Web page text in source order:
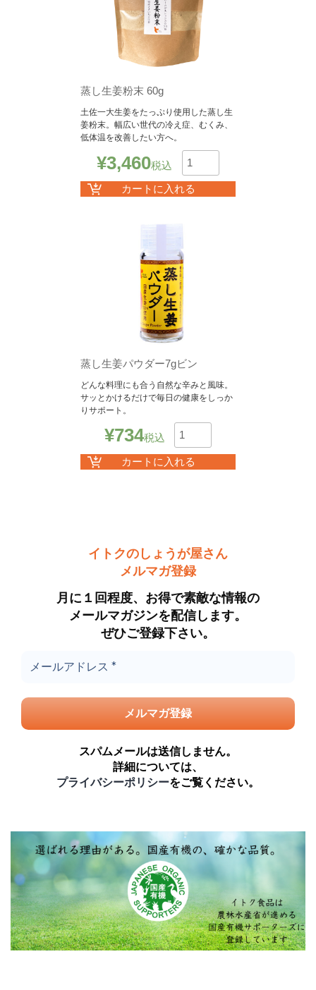
蒸し生姜粉末 60g
土佐一大生姜をたっぷり使用した蒸し生
姜粉末。幅広い世代の冷え症、むくみ、
低体温を改善したい方へ。
¥3,460税込
数
カートに入れる
蒸し生姜パウダー7gビン
どんな料理にも合う自然な辛みと風味。
サッとかけるだけで毎日の健康をしっか
りサポート。
¥734税込
数
カートに入れる
イトクのしょうが屋さん
メルマガ登録
月に１回程度、お得で素敵な情報の
メールマガジンを配信します。
ぜひご登録下さい。
スパムメールは送信しません。
詳細については、
プライバシーポリシーをご覧ください。